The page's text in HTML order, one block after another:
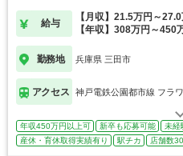
給与
【月収】21.5万円～27.0
【年収】308万円～450
勤務地 兵庫県 三田市
アクセス 神戸電鉄公園都市線 フラ
年収450万円以上可 新卒も応募可能 未経
産休・育休取得実績有り
駅チカ 店舗数